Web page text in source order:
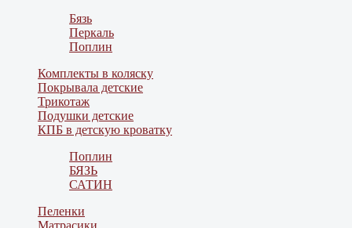
Бязь
Перкаль
Поплин
Комплекты в коляску
Покрывала детские
Трикотаж
Подушки детские
КПБ в детскую кроватку
Поплин
БЯЗЬ
САТИН
Пеленки